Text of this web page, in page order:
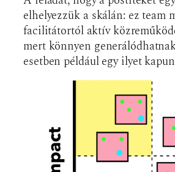
elhelyezzük a skálán: ez team
facilitátortól aktív
mert könnyen
esetben például egy ilyet